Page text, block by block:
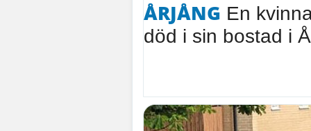
ÅRJÅNG En
död i sin bostad i